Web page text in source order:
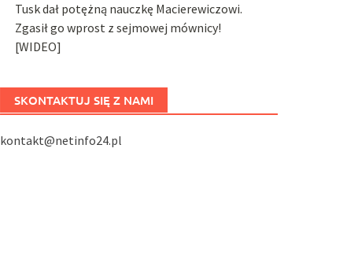
Tusk dał potężną nauczkę Macierewiczowi.
Zgasił go wprost z sejmowej mównicy!
[WIDEO]
SKONTAKTUJ SIĘ Z NAMI
kontakt@netinfo24.pl